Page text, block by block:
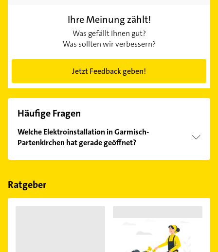
Ihre Meinung zählt!
Was gefällt Ihnen gut?
Was sollten wir verbessern?
Jetzt Feedback geben!
Häufige Fragen
Welche Elektroinstallation in Garmisch-
Partenkirchen hat gerade geöffnet?
Im Anbieter-Bereich finden Sie alleÖffnungszeiten.
Feiertagen abweichen können.
Ratgeber